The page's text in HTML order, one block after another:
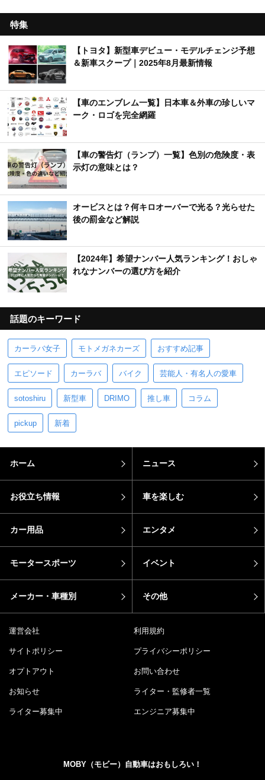
特集
【トヨタ】新型車デビュー・モデルチェンジ予想
＆新車スクープ｜2025年8月最新情報
【車のエンブレム一覧】日本車＆外車の珍しいマ
ーク・ロゴを完全網羅
【車の警告灯（ランプ）一覧】色別の危険度・表
示灯の意味とは？
オービスとは？何キロオーバーで光る？光らせた
後の罰金など解説
【2024年】希望ナンバー人気ランキング！おしゃ
れなナンバーの選び方を紹介
話題のキーワード
カーラバ女子 モトメガネカーズ おすすめ記事
エピソード カーラバ バイク 芸能人・有名人の愛車
sotoshiru 新型車 DRIMO 推し車 コラム
pickup 新着
ホーム ニュース
お役立ち情報 車を楽しむ
カー用品 エンタメ
モータースポーツ イベント
メーカー・車種別 その他
運営会社 利用規約
サイトポリシー プライバシーポリシー
オプトアウト お問い合わせ
お知らせ ライター・監修者一覧
ライター募集中 エンジニア募集中
MOBY（モビー）自動車はおもしろい！